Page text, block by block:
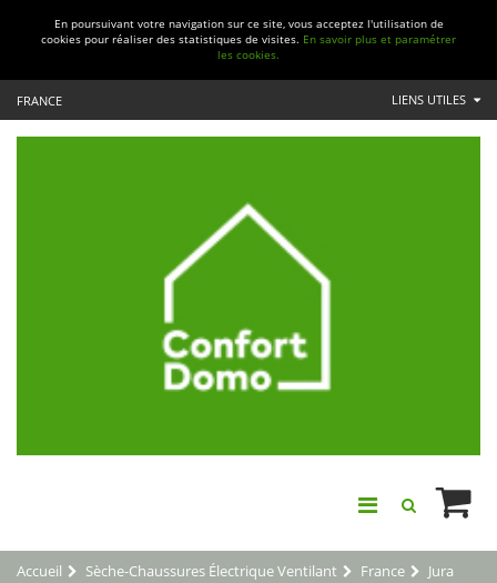
En poursuivant votre navigation sur ce site, vous acceptez l'utilisation de
cookies pour réaliser des statistiques de visites. En savoir plus et paramétrer
les cookies.
FRANCE LIENS UTILES
Accueil Sèche-Chaussures Électrique Ventilant France Jura